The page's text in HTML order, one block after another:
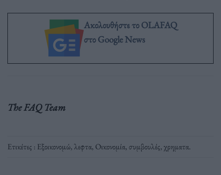
Ακολουθήστε το OLAFAQ
στο Google News
The FAQ Team
Ετικέτες : Εξοικονομώ,λεφτα, Οικονομία,συμβουλές,χρηματα.